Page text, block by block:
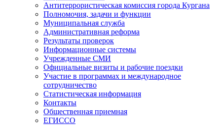
Антитеррористическая комиссия города Кургана
Полномочия, задачи и функции
Муниципальная служба
Административная реформа
Результаты проверок
Информационные системы
Учрежденные СМИ
Официальные визиты и рабочие поездки
Участие в программах и международное
сотрудничество
Статистическая информация
Контакты
Общественная приемная
ЕГИССО